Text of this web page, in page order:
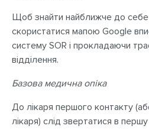
Щоб знайти найближче до себе
скористатися мапою Google
систему SOR і прокладаючи
відділення.
Базова медична опіка
До лікаря першого контакту
лікаря) слід звертатися в